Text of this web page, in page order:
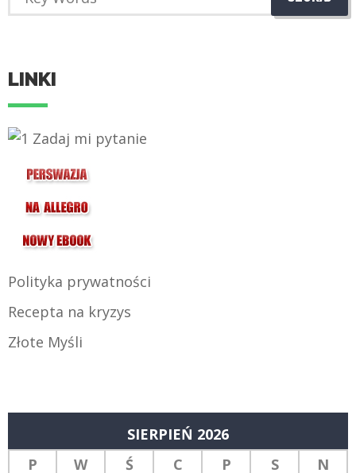
LINKI
Polityka prywatności
Recepta na kryzys
Złote Myśli
SIERPIEŃ 2026
P
W Ś C P S N